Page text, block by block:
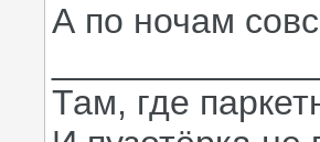
А по ночам
Там, где